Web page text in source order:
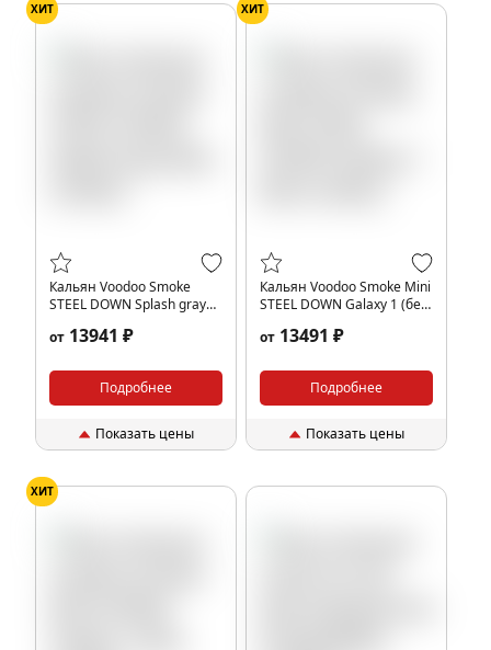
ХИТ
Кальян Voodoo Smoke
STEEL DOWN Splash gray
от 13941 ₽
Подробнее
Показать цены
ХИТ
Кальян Voodoo Smoke Mini
STEEL DOWN Galaxy 1 (без
от 13491 ₽
Подробнее
Показать цены
ХИТ